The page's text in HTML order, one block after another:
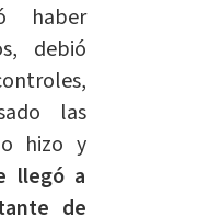
haber
debió
las
hizo y
llegó a
de